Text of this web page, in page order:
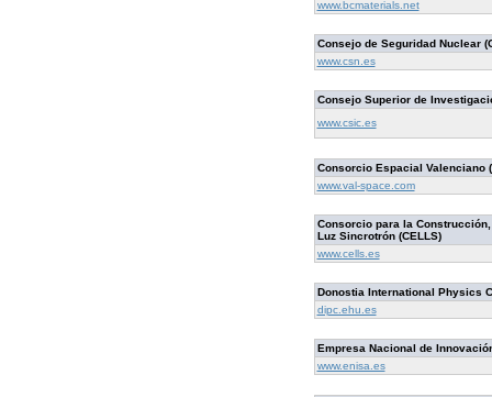
www.bcmaterials.net
Consejo de Seguridad Nuclear
www.csn.es
Consejo Superior de
www.csic.es
Consorcio Espacial Valenciano
www.val-space.com
Consorcio para la
Luz Sincrotrón (CELLS)
www.cells.es
Donostia International Physics
dipc.ehu.es
Empresa Nacional de
www.enisa.es